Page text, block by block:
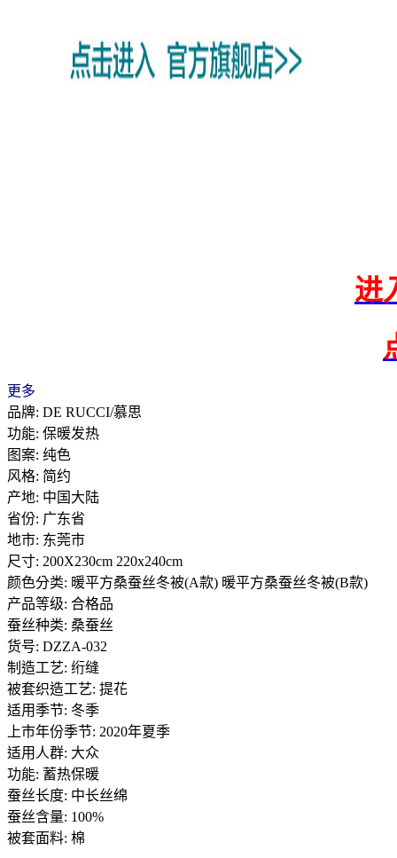
进
更多
品牌: DE RUCCI/慕思
功能: 保暖发热
图案: 纯色
风格: 简约
产地: 中国大陆
省份: 广东省
地市: 东莞市
尺寸: 200X230cm 220x240cm
颜色分类: 暖平方桑蚕丝冬被(A款) 暖平方桑蚕丝冬被(B款)
产品等级: 合格品
蚕丝种类: 桑蚕丝
货号: DZZA-032
制造工艺: 绗缝
被套织造工艺: 提花
适用季节: 冬季
上市年份季节: 2020年夏季
适用人群: 大众
功能: 蓄热保暖
蚕丝长度: 中长丝绵
蚕丝含量: 100%
被套面料: 棉